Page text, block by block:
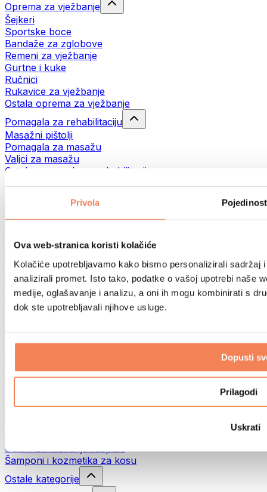
Privola
Ova web-stranica koristi kolačiće
Kolačiće upotrebljavamo kako bismo personalizirali sadržaj
analizirali promet. Isto tako, podatke o vašoj upotrebi naše
medije, oglašavanje i analizu, a oni ih mogu kombinirati s
dok ste upotrebljavali njihove usluge.
Dopusti
Prilagodi
Uskrati
Oprema za vježbanje
Šejkeri
Sportske boce
Bandaže za zglobove
Remeni za vježbanje
Gurtne i kuke
Ručnici
Rukavice za vježbanje
Ostala oprema za vježbanje
Pomagala za rehabilitaciju
Masažni pištolji
Pomagala za masažu
Valjci za masažu
Ostala pomagala za rehabilitaciju
Torbe i ruksaci
Torbe za hranu i dodaci
Oprema prema aktivnosti
Trčanje
Borilački sportovi
Biciklizam
Joga i pilates
Terapija hladnom vodom
Planinarenje
Filteri i vrčevi za vodu
Deterdženti za rublje
Gelovi za tuširanje i sapuni
Šamponi i kozmetika za kosu
Ostale kategorije